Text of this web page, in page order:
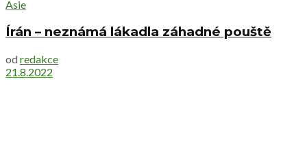
Asie
Írán – neznámá lákadla záhadné pouště
od redakce
21.8.2022